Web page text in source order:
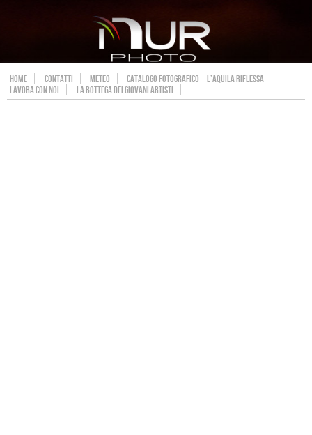
HOME CONTATTI METEO
CATALOGO FOTOGRAFICO – L’AQUILA RIFLESSA
LAVORA CON NOI
LA BOTTEGA DEI GIOVANI ARTISTI